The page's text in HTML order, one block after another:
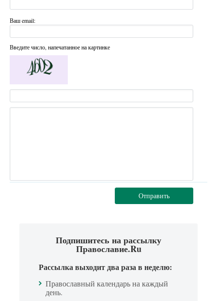
Ваш email:
Введите число, напечатанное на картинке
Отправить
Подпишитесь на рассылку
Православие.Ru
Рассылка выходит два раза в неделю:
Православный календарь на каждый
день.